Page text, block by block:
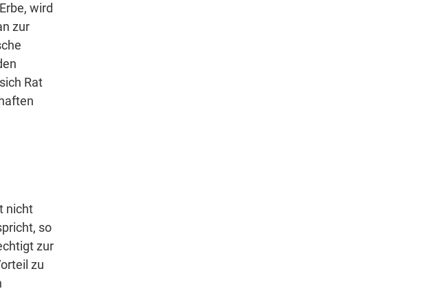
wird
zur
Rat
nicht
so
zur
zu